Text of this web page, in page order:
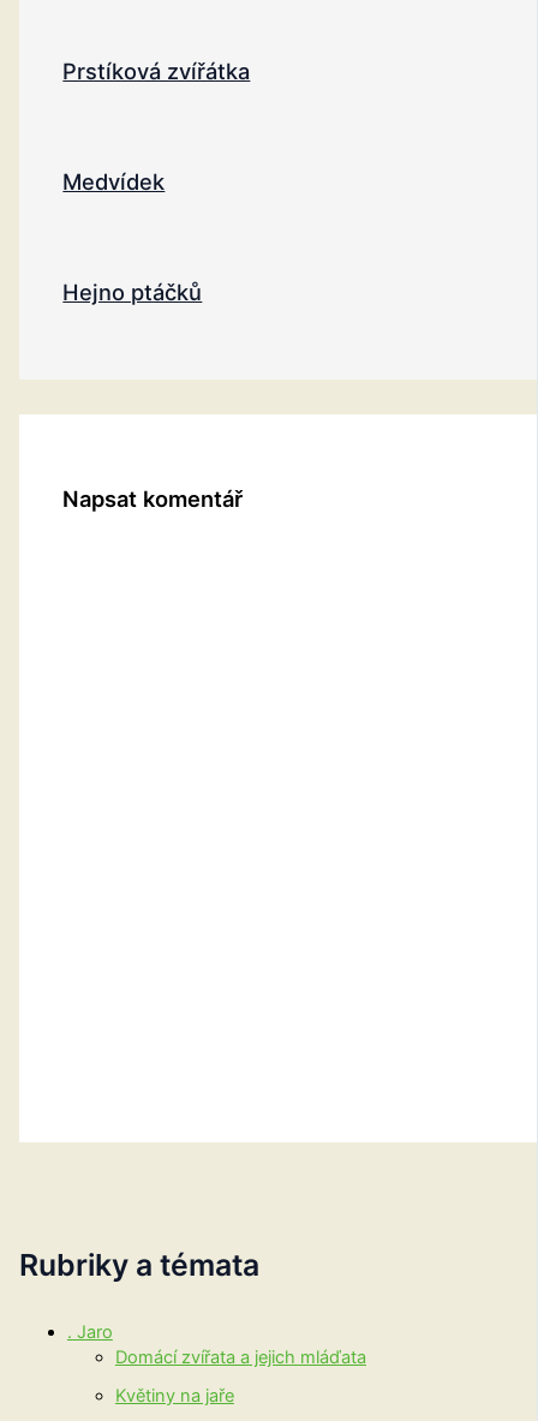
Rubriky a témata
. Jaro
Domácí zvířata a jejich mláďata
Květiny na jaře
Prstíková zvířátka
Medvídek
Hejno ptáčků
Napsat komentář